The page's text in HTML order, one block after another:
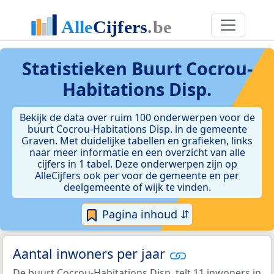
Statistieken Buurt Cocrou-
Habitations Disp.
Bekijk de data over ruim 100 onderwerpen voor de
buurt Cocrou-Habitations Disp. in de gemeente
Graven. Met duidelijke tabellen en grafieken, links
naar meer informatie en een overzicht van alle
cijfers in 1 tabel. Deze onderwerpen zijn op
AlleCijfers ook per voor de gemeente en per
deelgemeente of wijk te vinden.
Pagina inhoud ⇵
Aantal inwoners per jaar